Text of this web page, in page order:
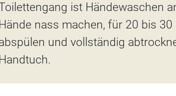
ist Händewaschen
Hände nass machen, für 20 bis
und vollständig
Handtuch.